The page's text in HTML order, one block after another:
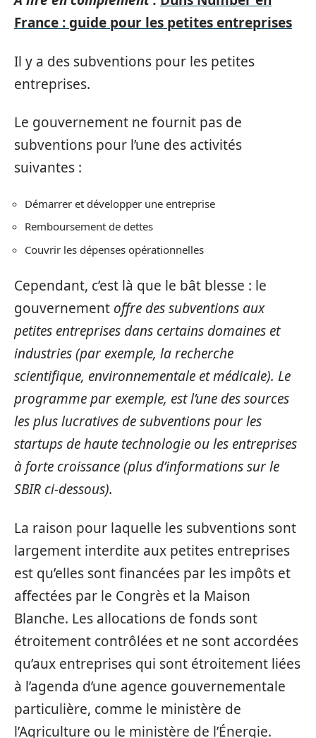
France : guide pour les petites entreprises
Il y a des subventions pour les petites
entreprises.
Le gouvernement ne fournit pas de
subventions pour l’une des activités
suivantes :
Démarrer et développer une entreprise
Remboursement de dettes
Couvrir les dépenses opérationnelles
Cependant, c’est là que le bât blesse : le
gouvernement offre des subventions aux
petites entreprises dans certains domaines et
industries (par exemple, la recherche
scientifique, environnementale et médicale). Le
programme par exemple, est l’une des sources
les plus lucratives de subventions pour les
startups de haute technologie ou les entreprises
à forte croissance (plus d’informations sur le
SBIR ci-dessous).
La raison pour laquelle les subventions sont
largement interdite aux petites entreprises
est qu’elles sont financées par les impôts et
affectées par le Congrès et la Maison
Blanche. Les allocations de fonds sont
étroitement contrôlées et ne sont accordées
qu’aux entreprises qui sont étroitement liées
à l’agenda d’une agence gouvernementale
particulière, comme le ministère de
l’Agriculture ou le ministère de l’Énergie.